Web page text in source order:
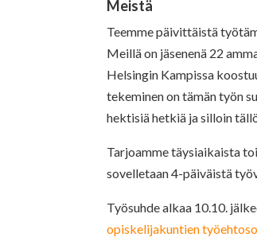
Meistä
Teemme päivittäistä
Meillä on jäsenenä 22
Helsingin Kampissa
tekeminen on tämän työn
hektisiä hetkiä ja silloin
Tarjoamme täysiaikaista
sovelletaan 4-päiväistä
Työsuhde alkaa 10.10.
opiskelijakuntien